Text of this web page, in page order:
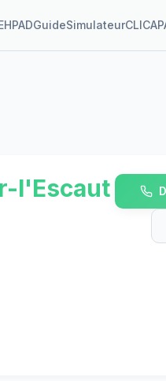
GuideSimulateurCLIC
l'Escaut